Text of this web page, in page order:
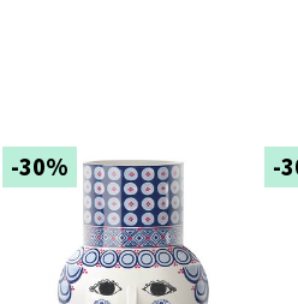
-30% -
Oppdal -
Aunasenteret,
Åpent i dag 10-18